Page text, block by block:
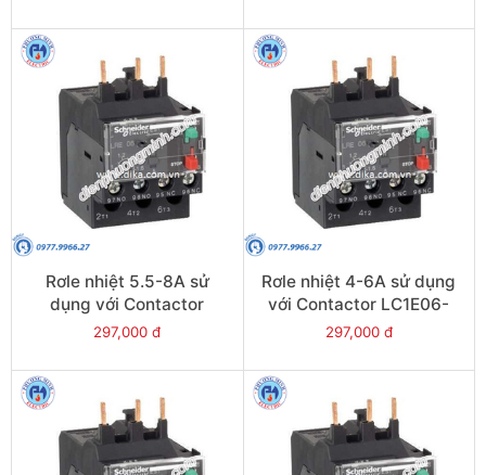
Rơle nhiệt 5.5-8A sử
dụng với Contactor
LC1E09-E38 - Model
297,000 đ
Rơle nhiệt 4-6A sử dụng
với Contactor LC1E06-
E38 - Model LRE10
297,000 đ